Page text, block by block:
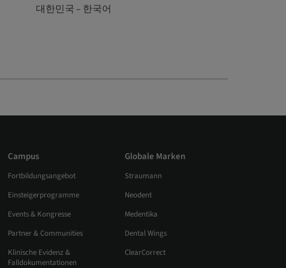
대한민국 – 한국어
Campus
Fortbildungsangebot
Einsteigerprogramme
Events & Kongresse
Partner & Communities
Klinische Evidenz &
Falldokumentationen
Globale Marken
Straumann
Neodent
Medentika
Dental Wings
ClearCorrect